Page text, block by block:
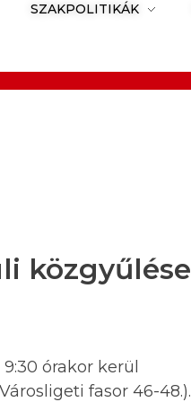
SZAKPOLITIKÁK
közgyűlése
órakor kerül
fasor 46-48.).